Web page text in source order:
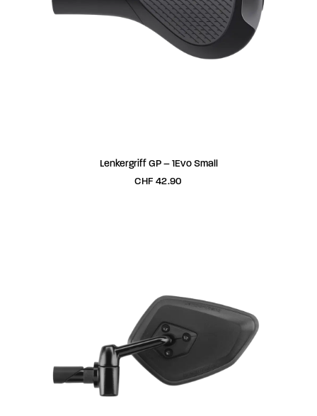
IN DEN WARENKORB
Lenkergriff GP – 1Evo Small
CHF 42.90